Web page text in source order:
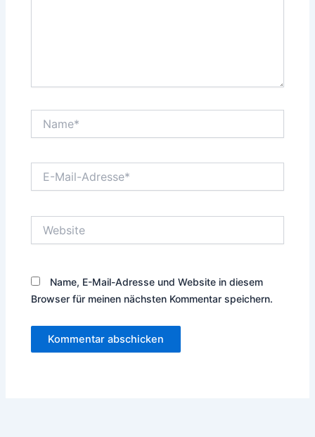
Mail-
Name, E-Mail-Adresse und Website in diesem
Browser für meinen nächsten Kommentar speichern.